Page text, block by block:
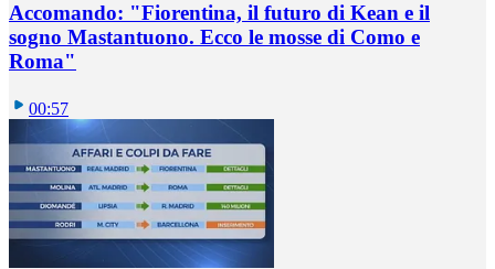
Accomando: "Fiorentina, il futuro di Kean e il
sogno Mastantuono. Ecco le mosse di Como e
Roma"
00:57